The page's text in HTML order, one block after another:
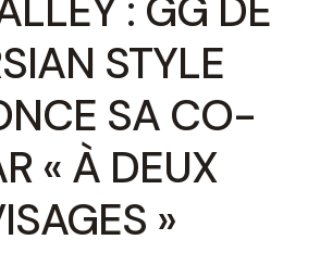
STYLE
SA CO-
« À DEUX
»